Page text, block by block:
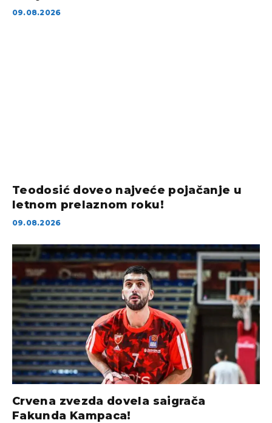
09.08.2026
Teodosić doveo najveće pojačanje u
letnom prelaznom roku!
09.08.2026
Crvena zvezda dovela saigrača
Fakunda Kampaca!